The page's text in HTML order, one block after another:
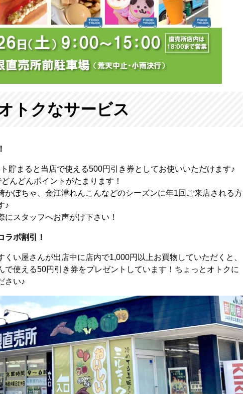
トクなサービス
貯まると当店で使える500円引き券としてお使いいただけます♪
んどんポイントがたまります！
かぼちゃ、金江津れんこんなどのシーズンに年1回ご来店される方
♪
スタッフへお声がけ下さい！
ボ割引！
い屋さんが出店中に店内で1,000円以上お買物していただくと、
で使える50円引き券をプレゼントしています！ちょっとオトクに
さい♪